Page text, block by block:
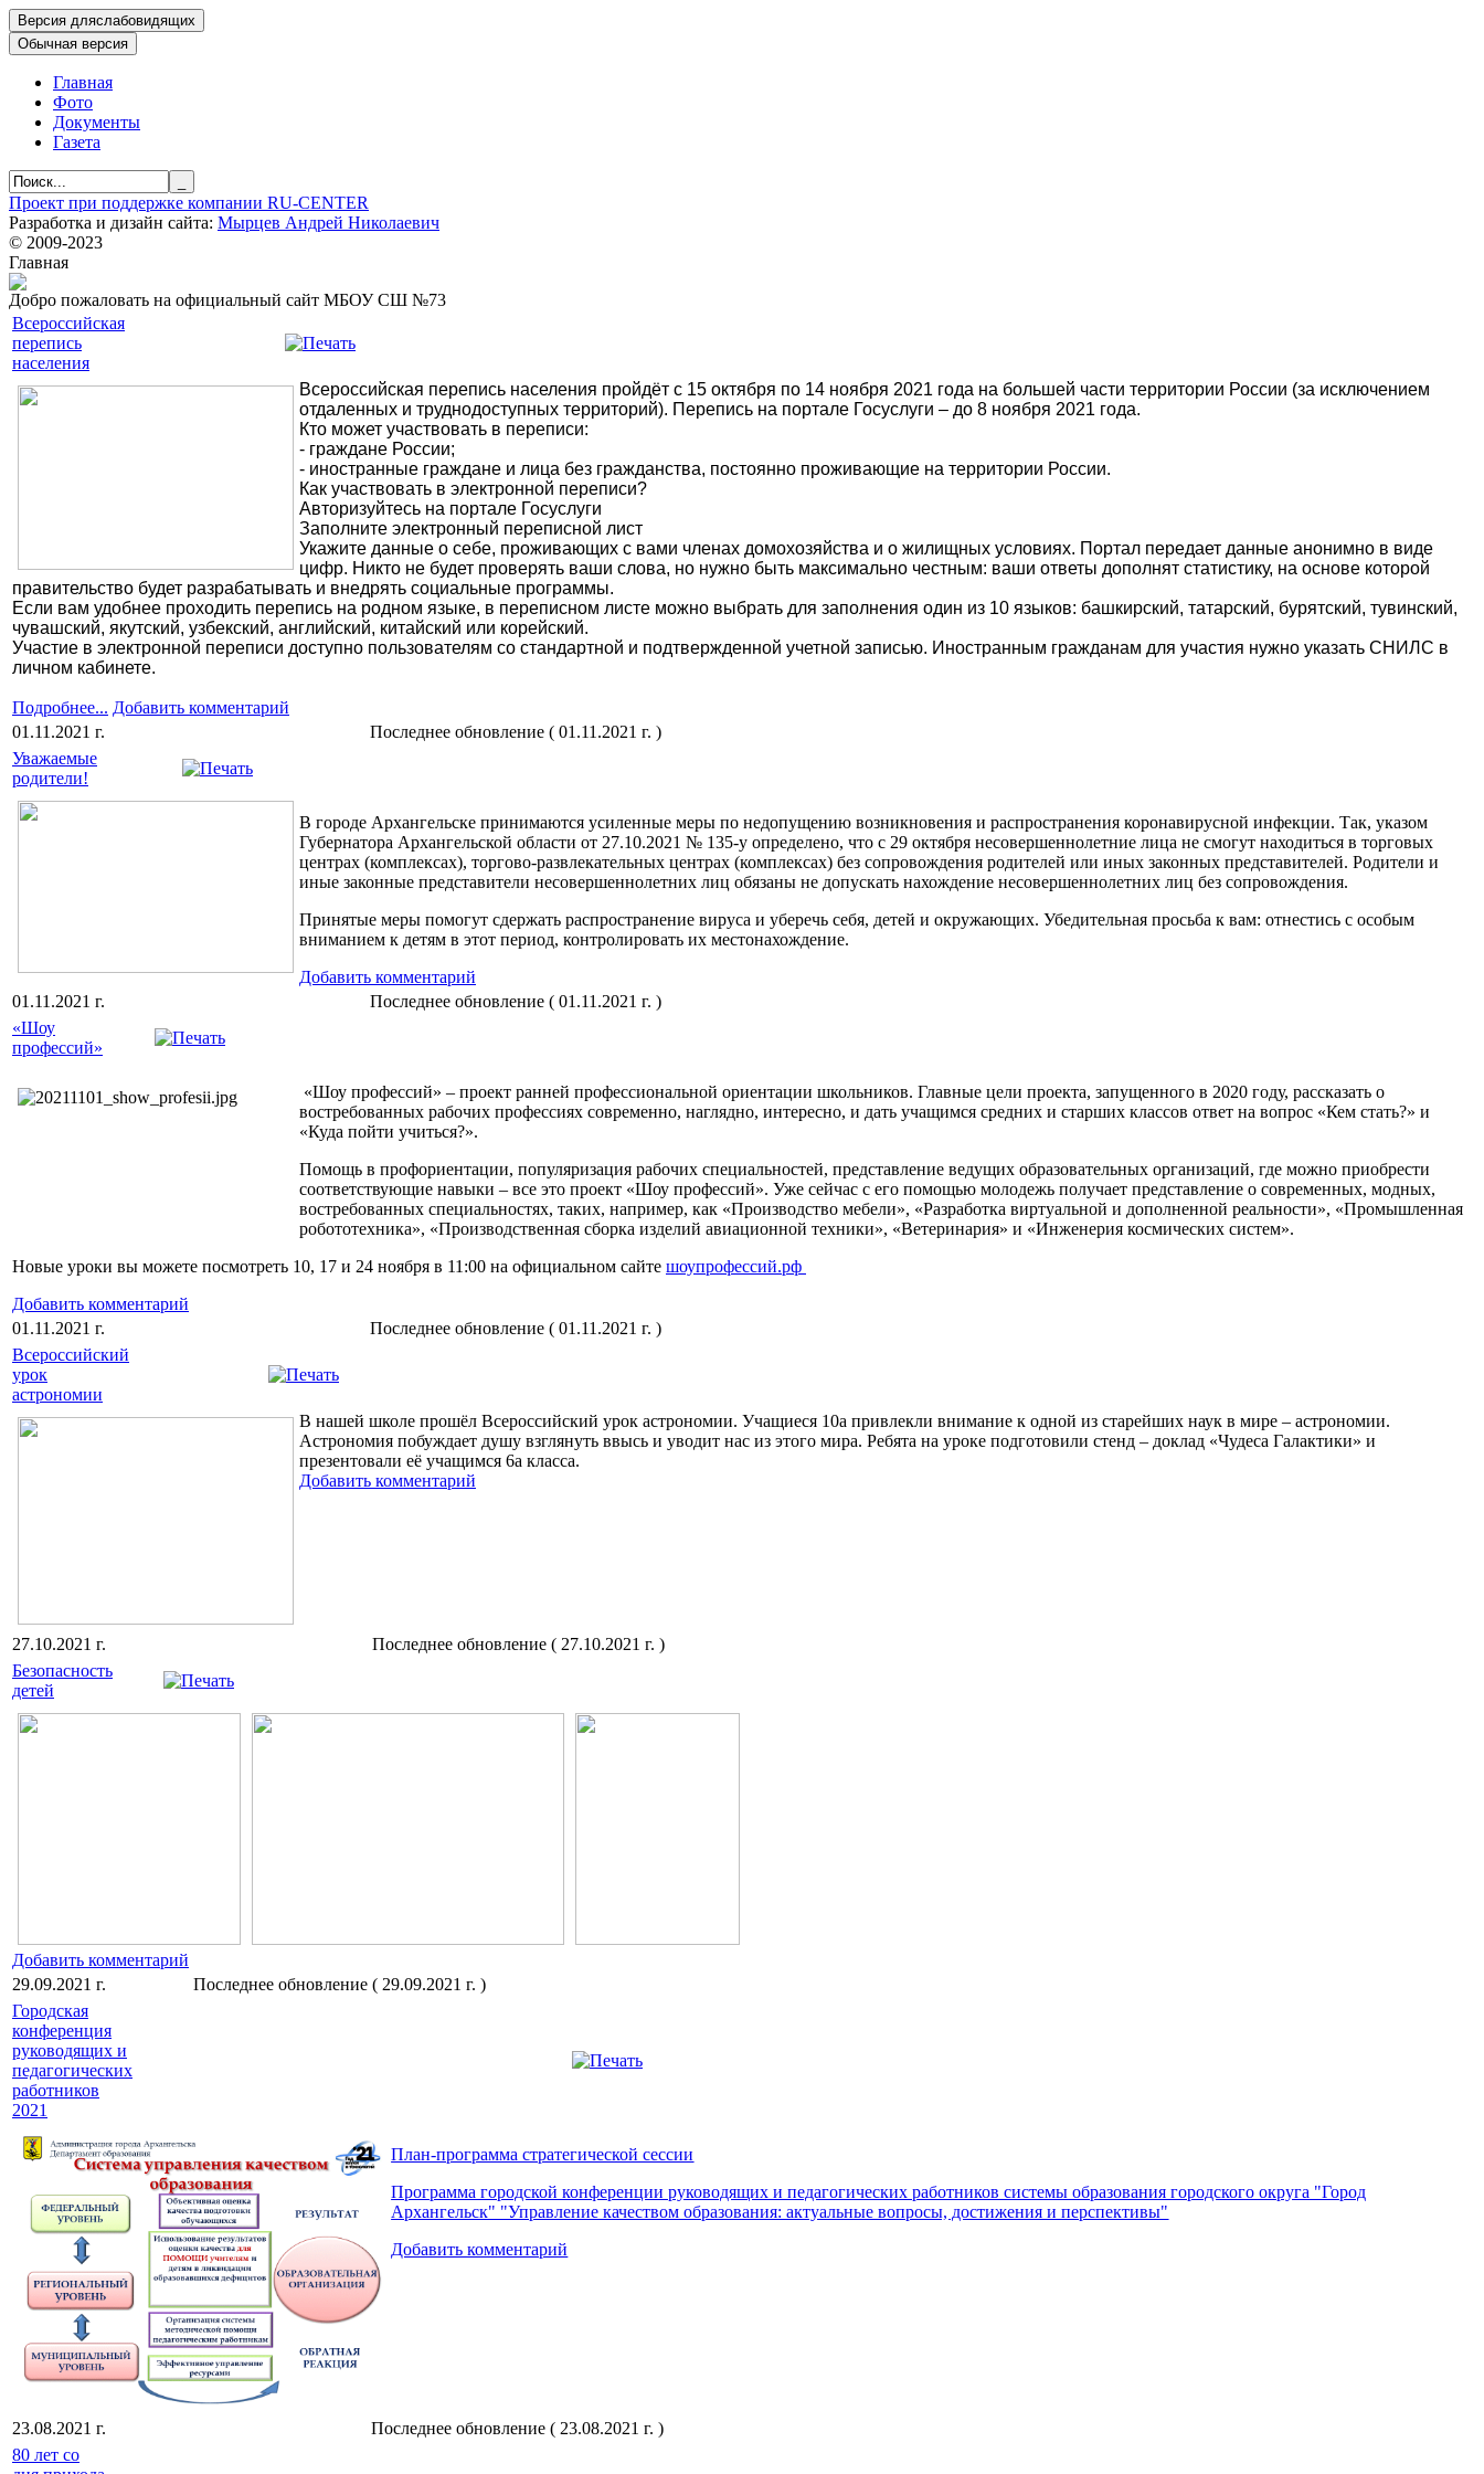
Главная
Фото
Документы
Газета
Проект при поддержке компании RU-CENTER
Разработка и дизайн сайта: Мырцев Андрей Николаевич
© 2009-2023
Главная
Добро пожаловать на официальный сайт МБОУ СШ №73
Всероссийская
перепись
населения
Всероссийская перепись населения пройдёт с 15 октября по 14 ноября 2021 года на большей части территории России (за исключением
отдаленных и труднодоступных территорий). Перепись на портале Госуслуги – до 8 ноября 2021 года.
Кто может участвовать в переписи:
- граждане России;
- иностранные граждане и лица без гражданства, постоянно проживающие на территории России.
Как участвовать в электронной переписи?
Авторизуйтесь на портале Госуслуги
Заполните электронный переписной лист
Укажите данные о себе, проживающих с вами членах домохозяйства и о жилищных условиях. Портал передает данные анонимно в виде
цифр. Никто не будет проверять ваши слова, но нужно быть максимально честным: ваши ответы дополнят статистику, на основе которой
правительство будет разрабатывать и внедрять социальные программы.
Если вам удобнее проходить перепись на родном языке, в переписном листе можно выбрать для заполнения один из 10 языков: башкирский, татарский, бурятский, тувинский,
чувашский, якутский, узбекский, английский, китайский или корейский.
Участие в электронной переписи доступно пользователям со стандартной и подтвержденной учетной записью. Иностранным гражданам для участия нужно указать СНИЛС в
личном кабинете.
Подробнее... Добавить комментарий
01.11.2021 г.
Последнее обновление ( 01.11.2021 г. )
Уважаемые
родители!
В городе Архангельске принимаются усиленные меры по недопущению возникновения и распространения коронавирусной инфекции. Так, указом
Губернатора Архангельской области от 27.10.2021 № 135-у определено, что с 29 октября несовершеннолетние лица не смогут находиться в торговых
центрах (комплексах), торгово-развлекательных центрах (комплексах) без сопровождения родителей или иных законных представителей. Родители и
иные законные представители несовершеннолетних лиц обязаны не допускать нахождение несовершеннолетних лиц без сопровождения.
Принятые меры помогут сдержать распространение вируса и уберечь себя, детей и окружающих. Убедительная просьба к вам: отнестись с особым
вниманием к детям в этот период, контролировать их местонахождение.
Добавить комментарий
01.11.2021 г.
Последнее обновление ( 01.11.2021 г. )
«Шоу
профессий»
«Шоу профессий» – проект ранней профессиональной ориентации школьников. Главные цели проекта, запущенного в 2020 году, рассказать о
востребованных рабочих профессиях современно, наглядно, интересно, и дать учащимся средних и старших классов ответ на вопрос «Кем стать?» и
«Куда пойти учиться?».
Помощь в профориентации, популяризация рабочих специальностей, представление ведущих образовательных организаций, где можно приобрести
соответствующие навыки – все это проект «Шоу профессий». Уже сейчас с его помощью молодежь получает представление о современных, модных,
востребованных специальностях, таких, например, как «Производство мебели», «Разработка виртуальной и дополненной реальности», «Промышленная
робототехника», «Производственная сборка изделий авиационной техники», «Ветеринария» и «Инженерия космических систем».
Новые уроки вы можете посмотреть 10, 17 и 24 ноября в 11:00 на официальном сайте шоупрофессий.рф
Добавить комментарий
01.11.2021 г.
Последнее обновление ( 01.11.2021 г. )
Всероссийский
урок
астрономии
В нашей школе прошёл Всероссийский урок астрономии. Учащиеся 10а привлекли внимание к одной из старейших наук в мире – астрономии.
Астрономия побуждает душу взглянуть ввысь и уводит нас из этого мира. Ребята на уроке подготовили стенд – доклад «Чудеса Галактики» и
презентовали её учащимся 6а класса.
Добавить комментарий
27.10.2021 г.
Последнее обновление ( 27.10.2021 г. )
Безопасность
детей
Добавить комментарий
29.09.2021 г.
Последнее обновление ( 29.09.2021 г. )
Городская
конференция
руководящих и
педагогических
работников
2021
План-программа стратегической сессии
Программа городской конференции руководящих и педагогических работников системы образования городского округа "Город
Архангельск" "Управление качеством образования: актуальные вопросы, достижения и перспективы"
Добавить комментарий
23.08.2021 г.
Последнее обновление ( 23.08.2021 г. )
80 лет со